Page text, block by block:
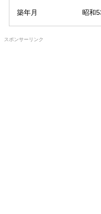
築年月 昭和
スポンサーリンク